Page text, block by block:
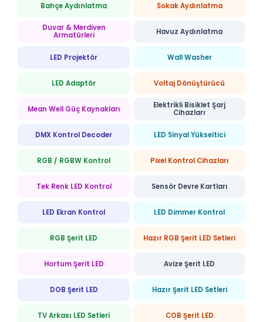
Bahçe Aydınlatma Sokak Aydınlatma
Duvar & Merdiven
Armatürleri
Havuz Aydınlatma
LED Projektör Wall Washer
LED Adaptör Voltaj Dönüştürücü
Mean Well Güç Kaynakları
Elektrikli Bisiklet Şarj
Cihazları
DMX Kontrol Decoder LED Sinyal Yükseltici
RGB / RGBW Kontrol Pixel Kontrol Cihazları
Tek Renk LED Kontrol Sensör Devre Kartları
LED Ekran Kontrol LED Dimmer Kontrol
RGB Şerit LED Hazır RGB Şerit LED Setleri
Hortum Şerit LED Avize Şerit LED
DOB Şerit LED Hazır Şerit LED Setleri
TV Arkası LED Setleri COB Şerit LED